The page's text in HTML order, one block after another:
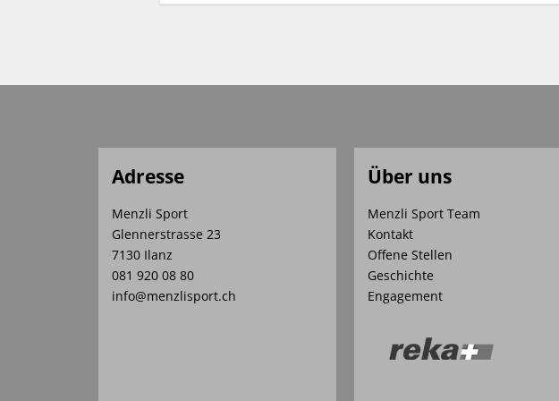
Adresse
Menzli Sport
Glennerstrasse 23
7130 Ilanz
081 920 08 80
info@menzlisport.ch
Über uns
Menzli Sport Team
Kontakt
Offene Stellen
Geschichte
Engagement